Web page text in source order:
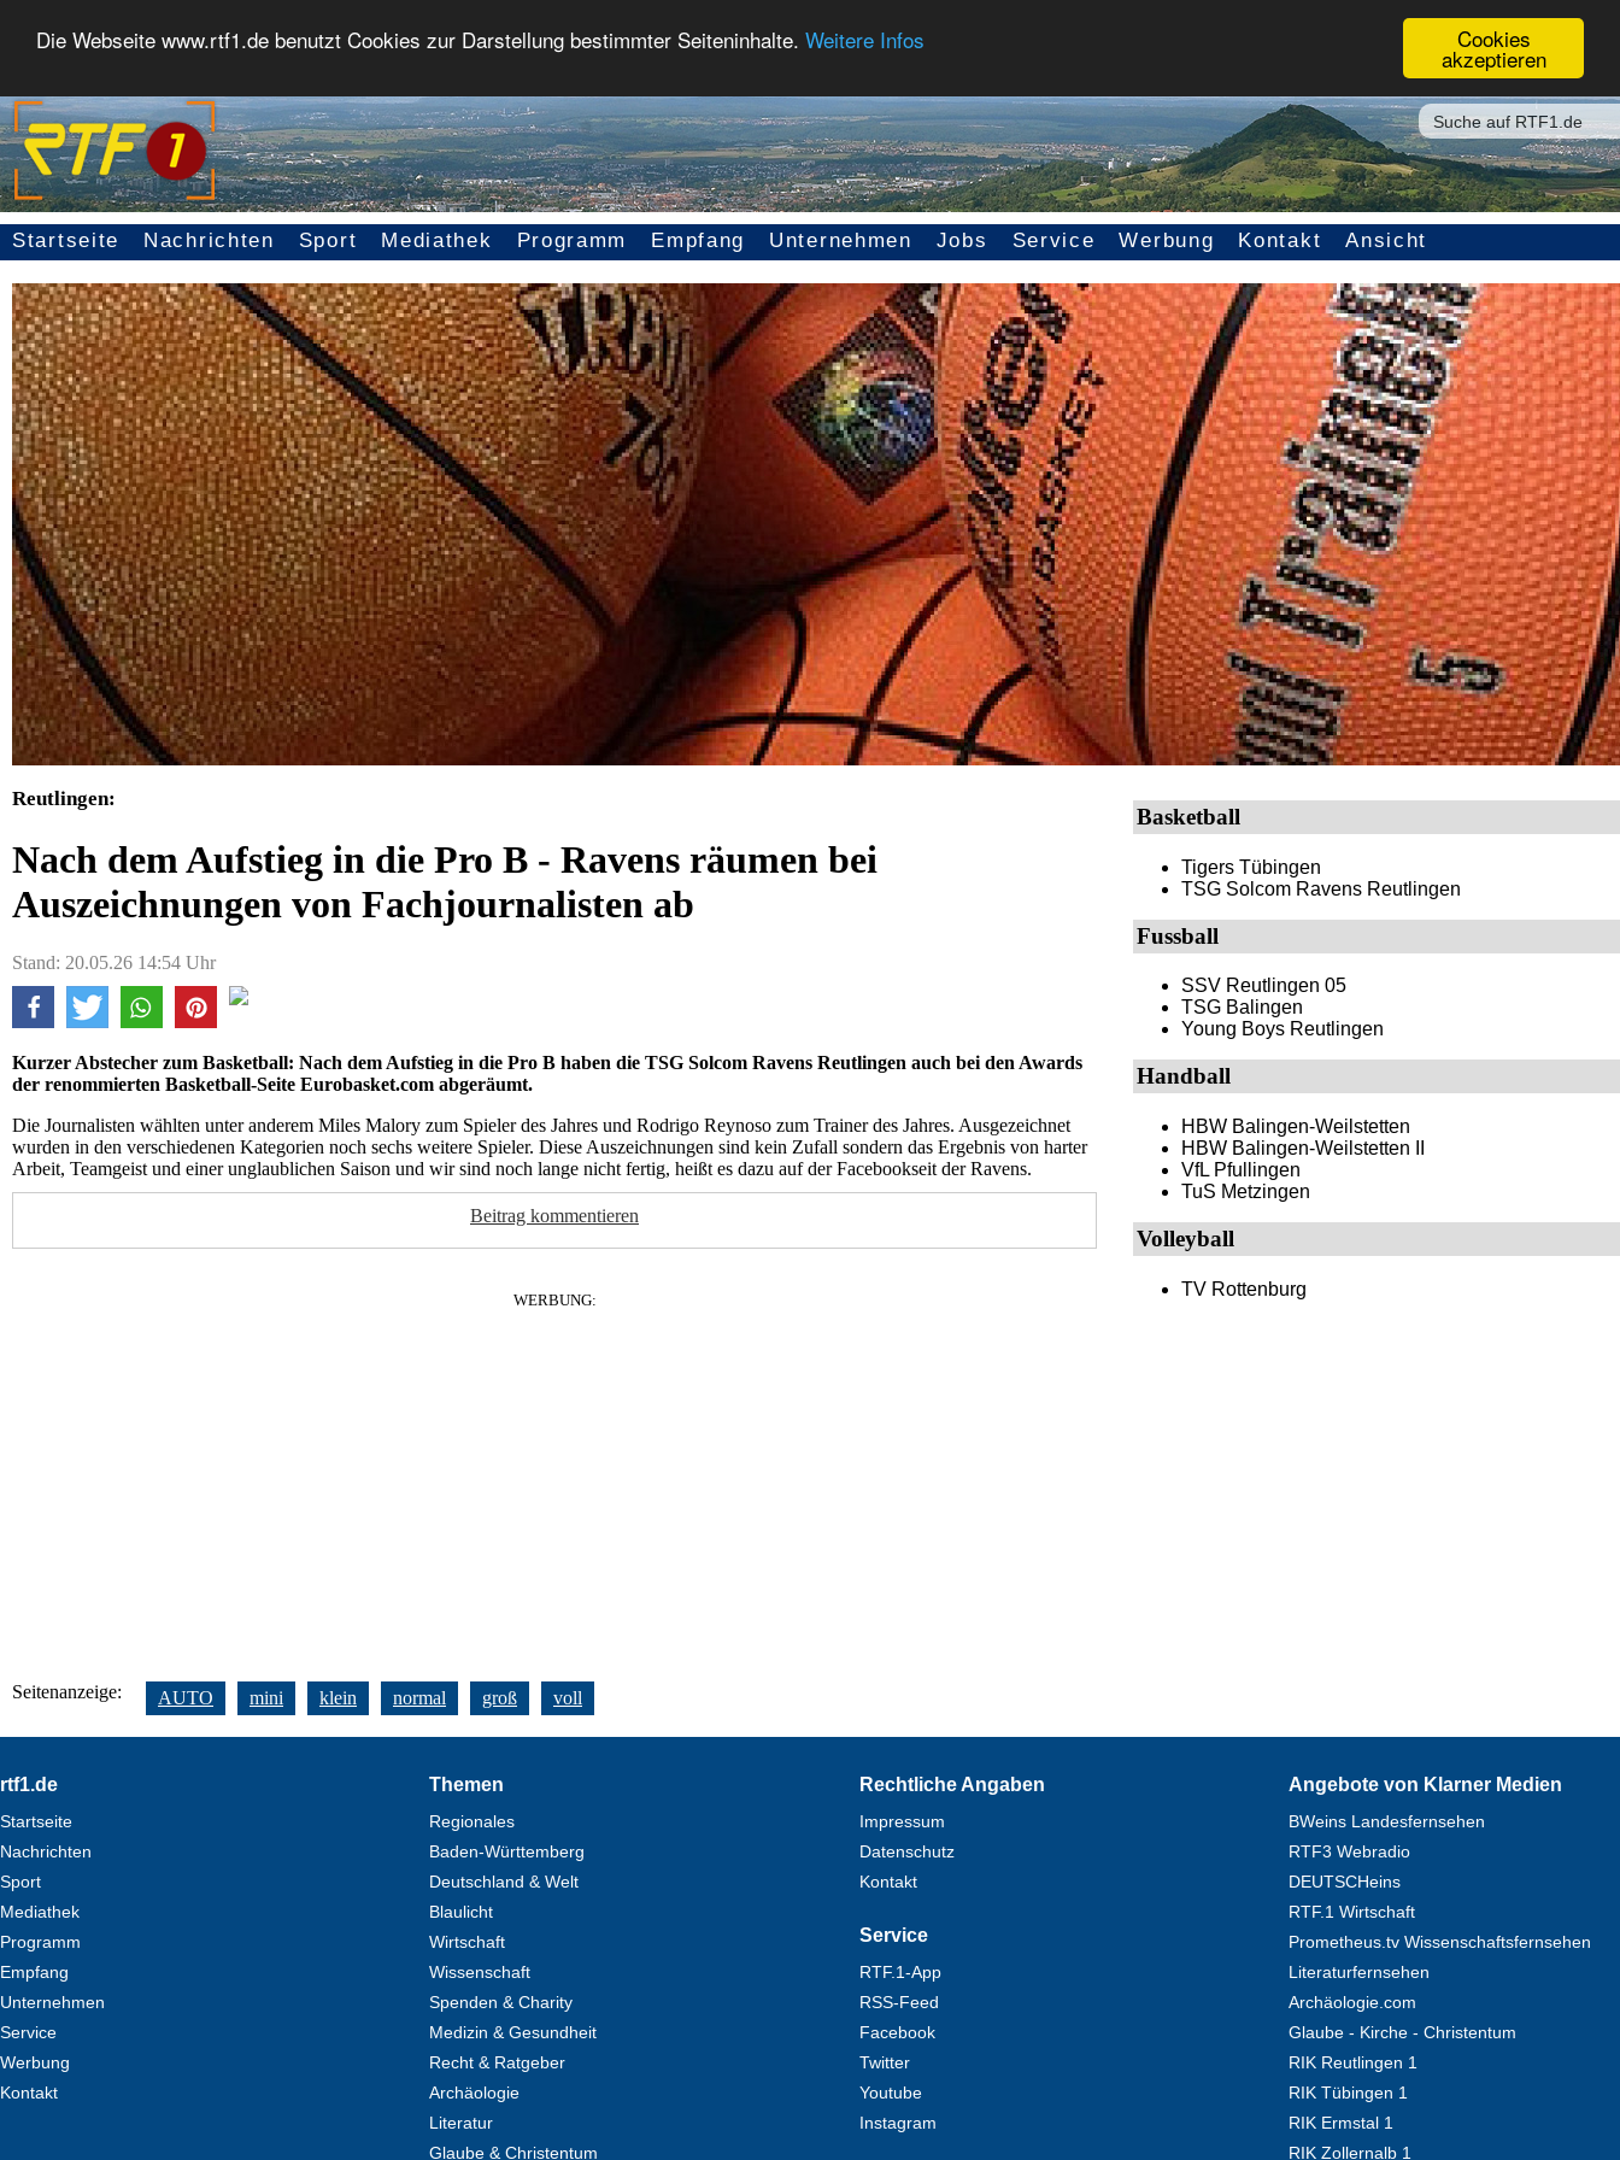
Cookies
akzeptieren
Die Webseite www.rtf1.de benutzt Cookies zur Darstellung bestimmter Seiteninhalte. Weitere Infos
Seitennavigation
Startseite Nachrichten Sport Mediathek Programm Empfang Unternehmen Jobs Service Werbung Kontakt Ansicht
Reutlingen:
Nach dem Aufstieg in die Pro B - Ravens räumen bei
Auszeichnungen von Fachjournalisten ab
Stand: 20.05.26 14:54 Uhr
Kurzer Abstecher zum Basketball: Nach dem Aufstieg in die Pro B haben die TSG Solcom Ravens Reutlingen auch bei den Awards
der renommierten Basketball-Seite Eurobasket.com abgeräumt.
Die Journalisten wählten unter anderem Miles Malory zum Spieler des Jahres und Rodrigo Reynoso zum Trainer des Jahres. Ausgezeichnet
wurden in den verschiedenen Kategorien noch sechs weitere Spieler. Diese Auszeichnungen sind kein Zufall sondern das Ergebnis von harter
Arbeit, Teamgeist und einer unglaublichen Saison und wir sind noch lange nicht fertig, heißt es dazu auf der Facebookseit der Ravens.
Beitrag kommentieren
WERBUNG:
Seitenanzeige: AUTO mini klein normal groß voll
Basketball
Tigers Tübingen
TSG Solcom Ravens Reutlingen
Fussball
SSV Reutlingen 05
TSG Balingen
Young Boys Reutlingen
Handball
HBW Balingen-Weilstetten
HBW Balingen-Weilstetten II
VfL Pfullingen
TuS Metzingen
Volleyball
TV Rottenburg
Footer
rtf1.de
Startseite
Nachrichten
Sport
Mediathek
Programm
Empfang
Unternehmen
Service
Werbung
Kontakt
Themen
Regionales
Baden-Württemberg
Deutschland & Welt
Blaulicht
Wirtschaft
Wissenschaft
Spenden & Charity
Medizin & Gesundheit
Recht & Ratgeber
Archäologie
Literatur
Glaube & Christentum
Rechtliche Angaben
Impressum
Datenschutz
Kontakt
Service
RTF.1-App
RSS-Feed
Facebook
Twitter
Youtube
Instagram
Angebote von Klarner Medien
BWeins Landesfernsehen
RTF3 Webradio
DEUTSCHeins
RTF.1 Wirtschaft
Prometheus.tv Wissenschaftsfernsehen
Literaturfernsehen
Archäologie.com
Glaube - Kirche - Christentum
RIK Reutlingen 1
RIK Tübingen 1
RIK Ermstal 1
RIK Zollernalb 1